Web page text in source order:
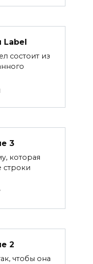
Label
состоит из
3
которая
строки
2
чтобы она